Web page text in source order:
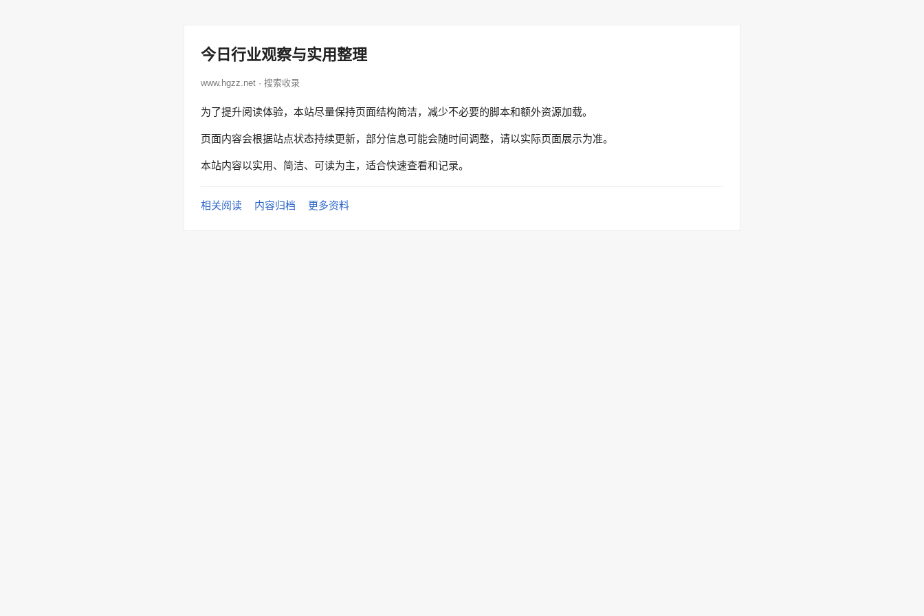
今日行业观察与实用整理
www.hgzz.net · 搜索收录
为了提升阅读体验，本站尽量保持页面结构简洁，减少不必要的脚本和额外资源加载。
页面内容会根据站点状态持续更新，部分信息可能会随时间调整，请以实际页面展示为准。
本站内容以实用、简洁、可读为主，适合快速查看和记录。
相关阅读 内容归档 更多资料